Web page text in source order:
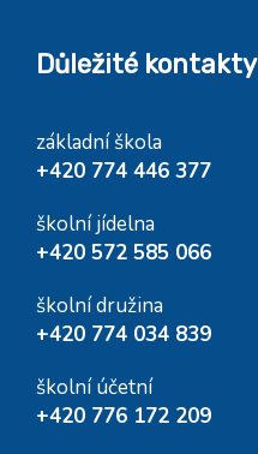
Důležité kontakty
základní škola
+420 774 446 377
školní jídelna
+420 572 585 066
školní družina
+420 774 034 839
školní účetní
+420 776 172 209